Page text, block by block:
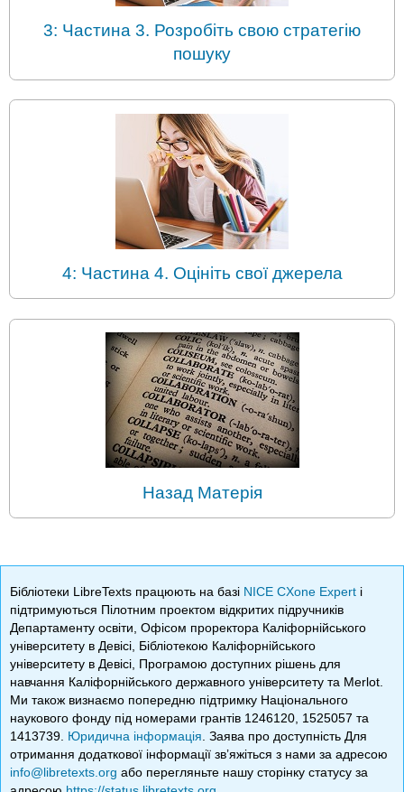
3: Частина 3. Розробіть свою стратегію
пошуку
4: Частина 4. Оцініть свої джерела
Назад Матерія
Бібліотеки LibreTexts працюють на базі NICE CXone Expert і
підтримуються Пілотним проектом відкритих підручників
Департаменту освіти, Офісом проректора Каліфорнійського
університету в Девісі, Бібліотекою Каліфорнійського
університету в Девісі, Програмою доступних рішень для
навчання Каліфорнійського державного університету та Merlot.
Ми також визнаємо попередню підтримку Національного
наукового фонду під номерами грантів 1246120, 1525057 та
1413739. Юридична інформація . Заява про доступність Для
отримання додаткової інформації зв’яжіться з нами за адресою
info@libretexts.org або перегляньте нашу сторінку статусу за